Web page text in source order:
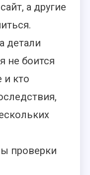
а другие
детали
не боится
и кто
проверки